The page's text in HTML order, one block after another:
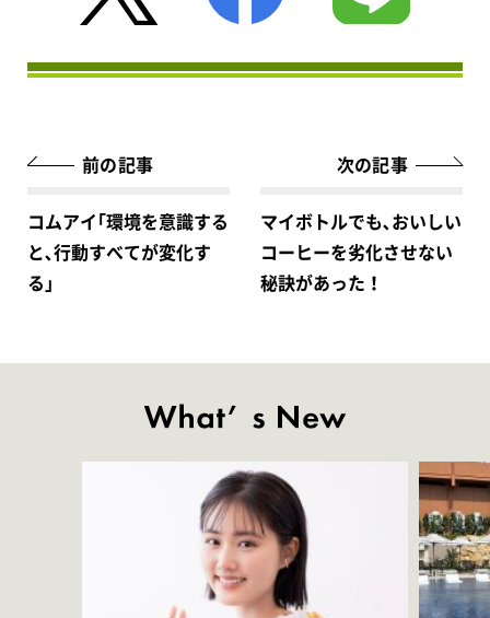
前の記事
コムアイ｢環境を意識する
と､行動すべてが変化す
る｣
次の記事
マイボトルでも､おいしい
コーヒーを劣化させない
秘訣があった！